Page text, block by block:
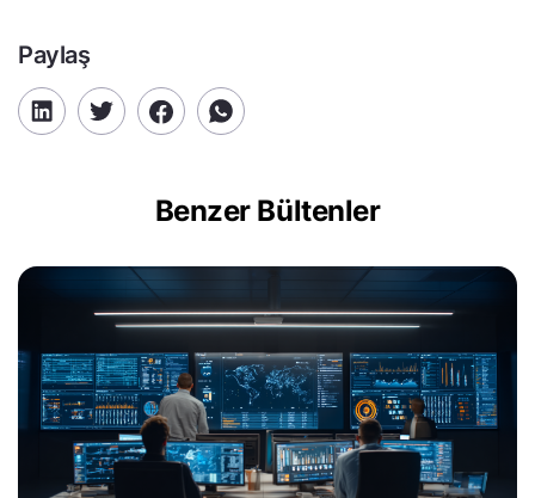
Paylaş
Benzer Bültenler